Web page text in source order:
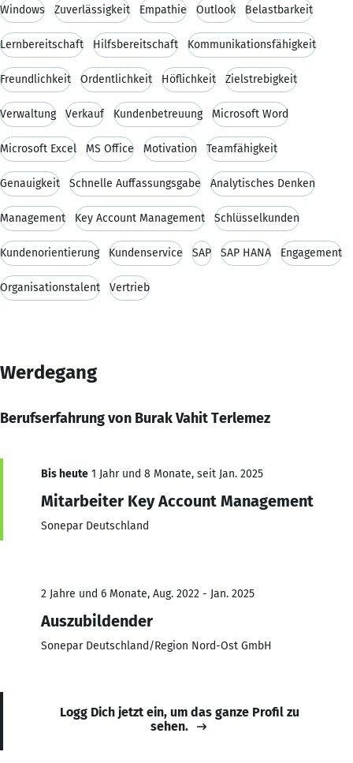
Windows Zuverlässigkeit Empathie Outlook Belastbarkeit
Lernbereitschaft Hilfsbereitschaft Kommunikationsfähigkeit
Freundlichkeit Ordentlichkeit Höflichkeit Zielstrebigkeit
Verwaltung Verkauf Kundenbetreuung Microsoft Word
Microsoft Excel MS Office Motivation Teamfähigkeit
Genauigkeit Schnelle Auffassungsgabe Analytisches Denken
Management Key Account Management Schlüsselkunden
Kundenorientierung Kundenservice SAP SAP HANA Engagement
Organisationstalent Vertrieb
Werdegang
Berufserfahrung von Burak Vahit Terlemez
Bis heute 1 Jahr und 8 Monate, seit Jan. 2025
Mitarbeiter Key Account Management
Sonepar Deutschland
2 Jahre und 6 Monate, Aug. 2022 - Jan. 2025
Auszubildender
Sonepar Deutschland/Region Nord-Ost GmbH
Logg Dich jetzt ein, um das ganze Profil zu
sehen.